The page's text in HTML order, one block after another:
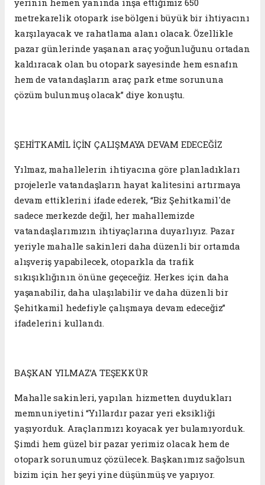
yerinin hemen yanında inşa ettiğimiz 650
metrekarelik otopark ise bölgeni büyük bir ihtiyacını
karşılayacak ve rahatlama alanı olacak. Özellikle
pazar günlerinde yaşanan araç yoğunluğunu ortadan
kaldıracak olan bu otopark sayesinde hem esnafın
hem de vatandaşların araç park etme sorununa
çözüm bulunmuş olacak” diye konuştu.
ŞEHİTKAMİL İÇİN ÇALIŞMAYA DEVAM EDECEĞİZ
Yılmaz, mahallelerin ihtiyacına göre planladıkları
projelerle vatandaşların hayat kalitesini artırmaya
devam ettiklerini ifade ederek, “Biz Şehitkamil'de
sadece merkezde değil, her mahallemizde
vatandaşlarımızın ihtiyaçlarına duyarlıyız. Pazar
yeriyle mahalle sakinleri daha düzenli bir ortamda
alışveriş yapabilecek, otoparkla da trafik
sıkışıklığının önüne geçeceğiz. Herkes için daha
yaşanabilir, daha ulaşılabilir ve daha düzenli bir
Şehitkamil hedefiyle çalışmaya devam edeceğiz”
ifadelerini kullandı.
BAŞKAN YILMAZ’A TEŞEKKÜR
Mahalle sakinleri, yapılan hizmetten duydukları
memnuniyetini “Yıllardır pazar yeri eksikliği
yaşıyorduk. Araçlarımızı koyacak yer bulamıyorduk.
Şimdi hem güzel bir pazar yerimiz olacak hem de
otopark sorunumuz çözülecek. Başkanımız sağolsun
bizim için her şeyi yine düşünmüş ve yapıyor.